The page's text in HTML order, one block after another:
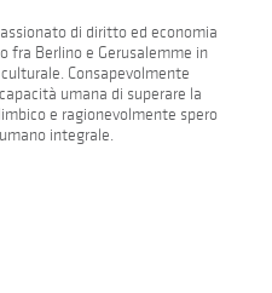
di diritto ed economia
fra Berlino e Gerusalemme in
Consapevolmente
umana di superare la
e ragionevolmente spero
integrale.